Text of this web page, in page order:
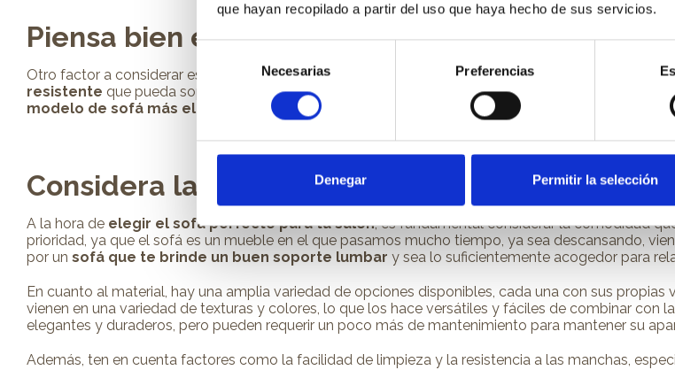
que hayan recopilado a partir del uso que haya hecho de sus servicios.
Selección
de
consentimiento
Necesarias Preferencias
Denegar Permitir la selección
Piensa bien el uso que le das al sofá: ¿a diario
Otro factor a considerar es el uso que le darás al sofá. Si planeas utilizarlo a diario para relajarte,
resistente que pueda soportar el uso constante. Por otro lado, si el sofá se utilizará
modelo de sofá más elegante y decorativo
Considera la comodidad y el material del sofá
A la hora de elegir el sofá perfecto para tu salón, es fundamental considerar la comodidad
prioridad, ya que el sofá es un mueble en el que pasamos mucho tiempo, ya sea descansando,
por un sofá que te brinde un buen soporte lumbar y sea lo suficientemente acogedor para
En cuanto al material, hay una amplia variedad de opciones disponibles, cada una con sus propias
vienen en una variedad de texturas y colores, lo que los hace versátiles y fáciles de combinar con
elegantes y duraderos, pero pueden requerir un poco más de mantenimiento para mantener su
Además, ten en cuenta factores como la facilidad de limpieza y la resistencia a las manchas,